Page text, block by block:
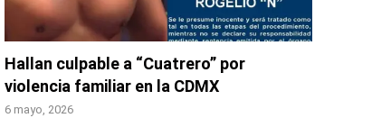
Hallan culpable a “Cuatrero” por
violencia familiar en la CDMX
6 mayo, 2026